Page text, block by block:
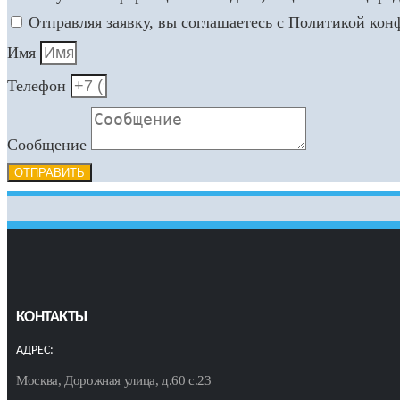
Отправляя заявку, вы соглашаетесь с Политикой
Имя
Телефон
Сообщение
ОТПРАВИТЬ
КОНТАКТЫ
АДРЕС:
Москва, Дорожная улица, д.60 с.23